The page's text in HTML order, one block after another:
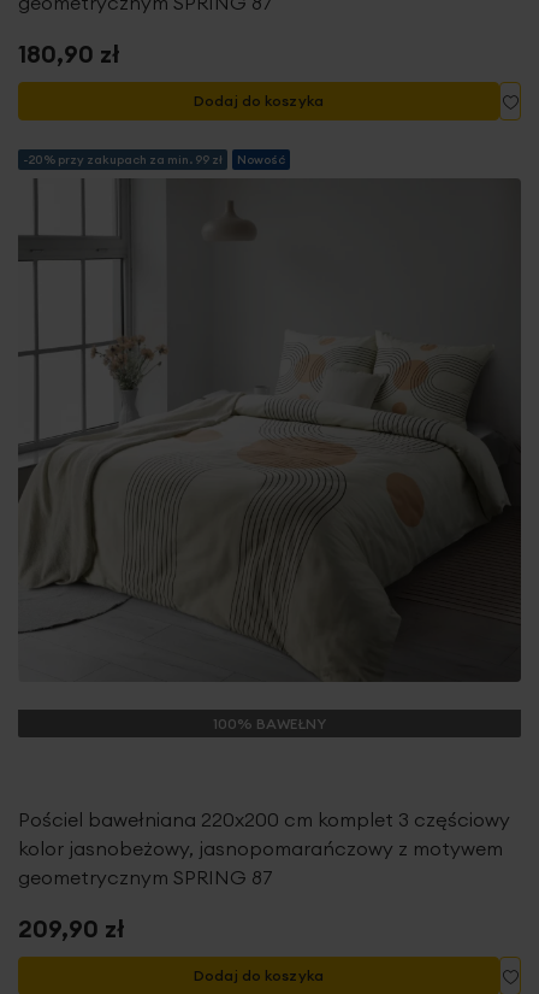
180,90 zł
Dodaj do koszyka
-20% przy zakupach za min. 99 zł Nowość
100% BAWEŁNY
Pościel bawełniana 220x200 cm komplet 3 częściowy
kolor jasnobeżowy, jasnopomarańczowy z motywem
geometrycznym SPRING 87
209,90 zł
Dodaj do koszyka